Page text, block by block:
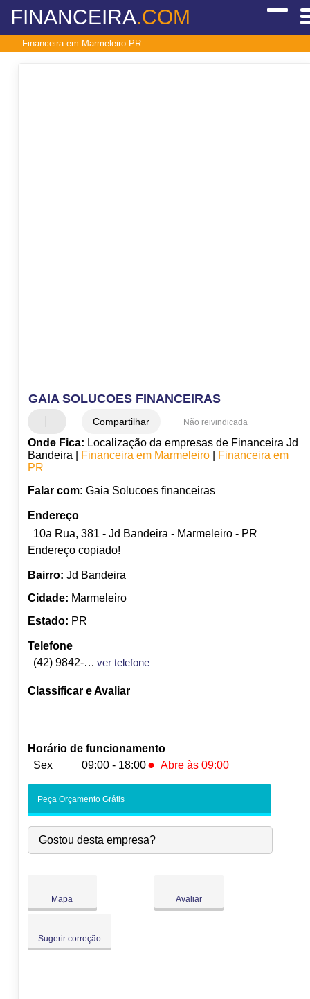
FINANCEIRA.COM
Financeira em Marmeleiro-PR
GAIA SOLUCOES FINANCEIRAS
Compartilhar Não reivindicada
Onde Fica: Localização da empresas de Financeira Jd
Bandeira |
Financeira em Marmeleiro|
Financeira em
PR
Falar com: Gaia Solucoes financeiras
Endereço
10a Rua, 381 - Jd Bandeira - Marmeleiro - PR
Endereço copiado!
Bairro: Jd Bandeira
Cidade: Marmeleiro
Estado: PR
Telefone
(42) 9842-2044
ver telefone
Classificar e Avaliar
Horário de funcionamento
Sex
09:00 - 18:00 ● Abre às 09:00
-
Qua:
09:00-18:00
Qui:
09:00-18:00
●
Peça Orçamento Grátis
Gostou desta empresa?
Mapa Avaliar
Sugerir correção